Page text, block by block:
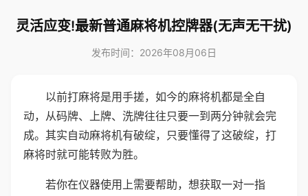
灵活应变!最新普通麻将机控牌器(无声无干扰)
发布时间：2026年08月06日
以前打麻将是用手搓，如今的麻将机都是全自
动，从码牌、上牌、洗牌往往只要一到两分钟就会完
成。其实自动麻将机有破绽，只要懂得了这破绽，打
麻将时就可能转败为胜。
若你在仪器使用上需要帮助，想获取一对一指